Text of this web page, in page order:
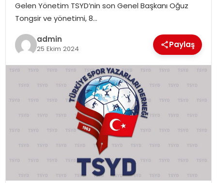
OTOMOBIL
TEKNOLOJI
Gelen Yönetim TSYD’nin son Genel Başkanı Oğuz
Tongsir ve yönetimi, 8…
admin
25 Ekim 2024 Paylaş